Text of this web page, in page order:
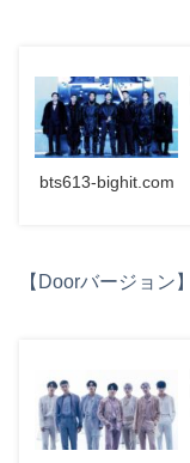
bts613-bighit.com
【Doorバージョン】